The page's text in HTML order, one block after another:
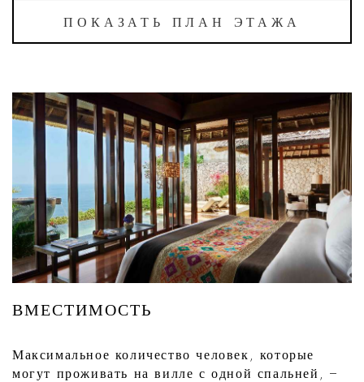
ПОКАЗАТЬ ПЛАН ЭТАЖА
ВМЕСТИМОСТЬ
Максимальное количество человек, которые
могут проживать на вилле с одной спальней, –